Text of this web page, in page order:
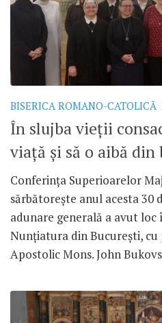
BISERICA ROMANO-CATOLICĂ
În slujba vieții
viață și să o aibă din
Conferința Superioarelor
sărbătorește anul acesta 30
adunare generală a avut loc
Nunțiatura din București,
Apostolic Mons. John